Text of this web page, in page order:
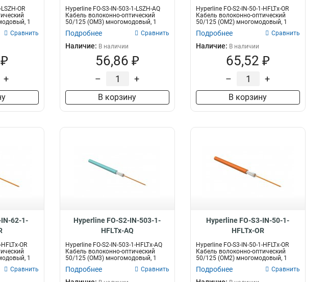
OR
1
Сравнить
+
Hyperline FO-S3-IN-503-1-LSZH-AQ
Кабель волоконно-оптический
50/125 (OM3) многомодовый, 1
Подробнее Сравнить
Наличие: В наличии
56,86 ₽
– +
В корзину
Hyperline FO-S2-IN-50-1-HFLTx-OR
Кабель волоконно-оптический
50/125 (OM2) многомодовый, 1
Подробнее Сравнить
Наличие: В наличии
65,52 ₽
– +
В корзину
62-1-
OR
1
Сравнить
Hyperline FO-S2-IN-503-1-
HFLTx-AQ
Hyperline FO-S2-IN-503-1-HFLTx-AQ
Кабель волоконно-оптический
50/125 (OM3) многомодовый, 1
Подробнее Сравнить
Hyperline FO-S3-IN-50-1-
HFLTx-OR
Hyperline FO-S3-IN-50-1-HFLTx-OR
Кабель волоконно-оптический
50/125 (OM2) многомодовый, 1
Подробнее Сравнить